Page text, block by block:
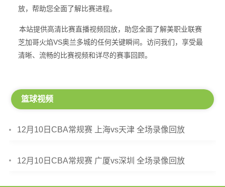
放，帮助您全面了解比赛进程。
本站提供高清比赛直播视频回放，助您全面了解美职业联赛
芝加哥火焰VS奥兰多城的任何关键瞬间。访问我们，享受最
清晰、流畅的比赛视频和详尽的赛事回顾。
篮球视频
12月10日CBA常规赛 上海vs天津 全场录像回放
12月10日CBA常规赛 广厦vs深圳 全场录像回放